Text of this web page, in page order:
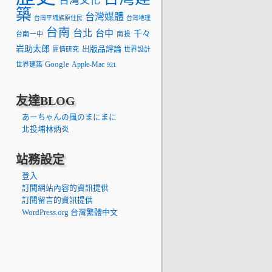
築 台灣平埔族原住民 台灣媒體 台灣地理
台南一中 台南 台北 台中 南投 千々
岩助太郎 匪情研究 出版品評論 世界設計
世界建築 Google Apple-Mac 921
友達BLOG
あーちゃんの風のまにまに
北投埔林炳炎
站務設定
登入
訂閱網站內容的資訊提供
訂閱留言的資訊提供
WordPress.org 台灣繁體中文